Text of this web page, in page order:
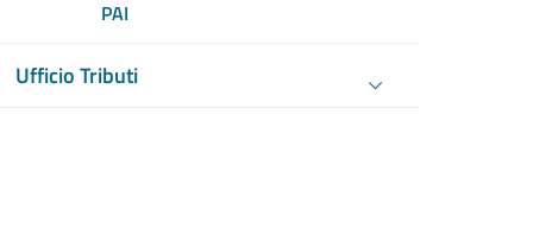
PAI
Ufficio Tributi